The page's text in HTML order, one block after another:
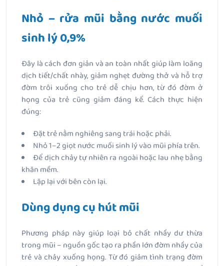
Nhỏ – rửa mũi bằng nước muối
sinh lý 0,9%
Đây là cách đơn giản và an toàn nhất giúp làm loãng
dịch tiết/chất nhày, giảm nghẹt đường thở và hỗ trợ
đờm trôi xuống cho trẻ dễ chịu hơn, từ đó đờm ở
họng của trẻ cũng giảm đáng kể. Cách thực hiện
đúng:
Đặt trẻ nằm nghiêng sang trái hoặc phải.
Nhỏ 1–2 giọt nước muối sinh lý vào mũi phía trên.
Để dịch chảy tự nhiên ra ngoài hoặc lau nhẹ bằng
khăn mềm.
Lặp lại với bên còn lại.
Dùng dụng cụ hút mũi
Phương pháp này giúp loại bỏ chất nhầy dư thừa
trong mũi – nguồn gốc tạo ra phần lớn đờm nhầy của
trẻ và chảy xuống họng. Từ đó giảm tình trạng đờm